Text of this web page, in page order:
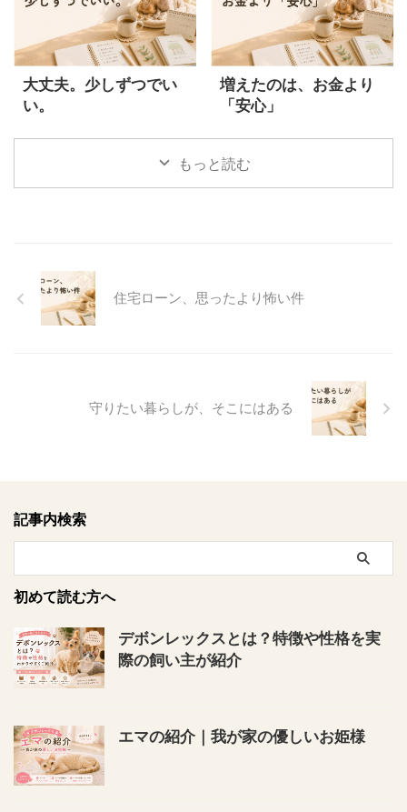
大丈夫。少しずつでい
い。
増えたのは、お金より
「安心」
もっと読む
住宅ローン、思ったより怖い件
守りたい暮らしが、そこにはある
記事内検索
初めて読む方へ
デボンレックスとは？特徴や性格を実
際の飼い主が紹介
エマの紹介｜我が家の優しいお姫様